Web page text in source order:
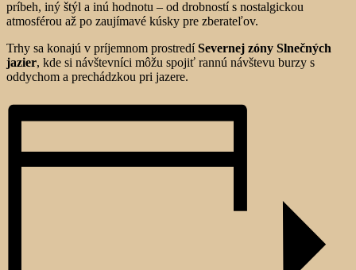
príbeh, iný štýl a inú hodnotu – od drobností s nostalgickou
atmosférou až po zaujímavé kúsky pre zberateľov.
Trhy sa konajú v príjemnom prostredíSevernej zóny Slnečných
jazier, kde si návštevníci môžu spojiť rannú návštevu burzy s
oddychom a prechádzkou pri jazere.